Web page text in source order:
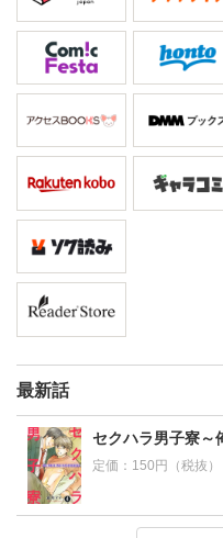
最新話
セクハラ男子寮～
定価： 150円（税抜）
セクハラ男子寮～
セクハラ男子寮～
セクハラ男子寮～